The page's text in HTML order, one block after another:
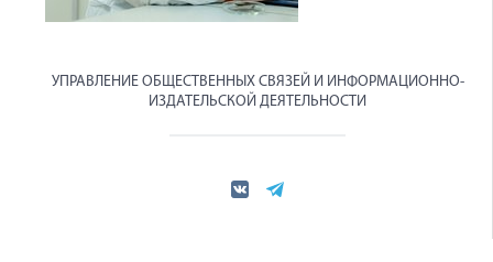
УПРАВЛЕНИЕ ОБЩЕСТВЕННЫХ СВЯЗЕЙ И ИНФОРМАЦИОННО-
ИЗДАТЕЛЬСКОЙ ДЕЯТЕЛЬНОСТИ